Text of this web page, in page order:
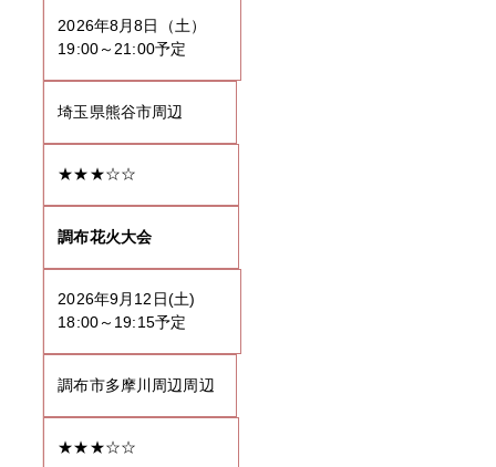
2026年8月8日（土）
19:00～21:00予定
埼玉県熊谷市周辺
★★★☆☆
調布花火大会
2026年9月12日(土)
18:00～19:15予定
調布市多摩川周辺周辺
★★★☆☆